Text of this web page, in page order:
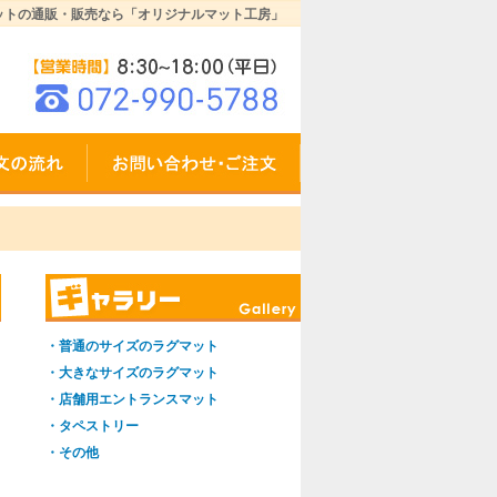
の通販・販売なら「オリジナルマット工房」
・普通のサイズのラグマット
・大きなサイズのラグマット
・店舗用エントランスマット
・タペストリー
・その他